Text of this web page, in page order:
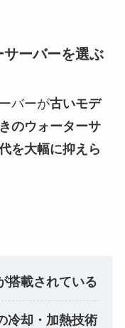
ーバーを選ぶ
バーが古いモデ
のウォーターサ
を大幅に抑えら
搭載されている
冷却・加熱技術